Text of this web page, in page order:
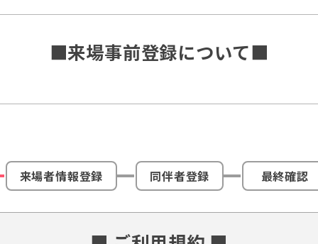
■来場事前登録について■
来場者情報登録 同伴者登録 最終確認